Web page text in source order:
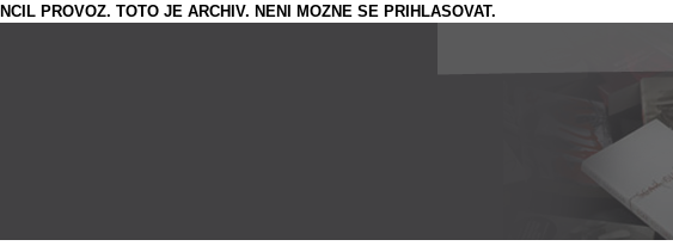
PROVOZ. TOTO JE ARCHIV. NENI MOZNE SE PRIHLASOVAT.